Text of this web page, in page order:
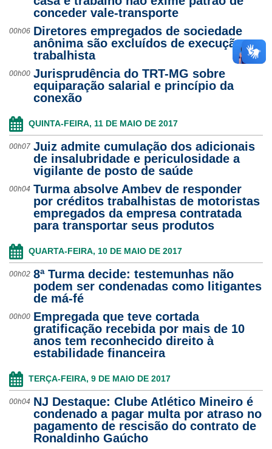
conceder vale-transporte
00h06 Diretores empregados de sociedade
anônima são excluídos de execução
trabalhista
00h00 Jurisprudência do TRT-MG sobre
equiparação salarial e princípio da
conexão
QUINTA-FEIRA, 11 DE MAIO DE 2017
00h07 Juiz admite cumulação dos adicionais
de insalubridade e periculosidade a
vigilante de posto de saúde
00h04 Turma absolve Ambev de responder
por créditos trabalhistas de motoristas
empregados da empresa contratada
para transportar seus produtos
QUARTA-FEIRA, 10 DE MAIO DE 2017
00h02 8ª Turma decide: testemunhas não
podem ser condenadas como litigantes
de má-fé
00h00 Empregada que teve cortada
gratificação recebida por mais de 10
anos tem reconhecido direito à
estabilidade financeira
TERÇA-FEIRA, 9 DE MAIO DE 2017
00h04 NJ Destaque: Clube Atlético Mineiro é
condenado a pagar multa por atraso no
pagamento de rescisão do contrato de
Ronaldinho Gaúcho